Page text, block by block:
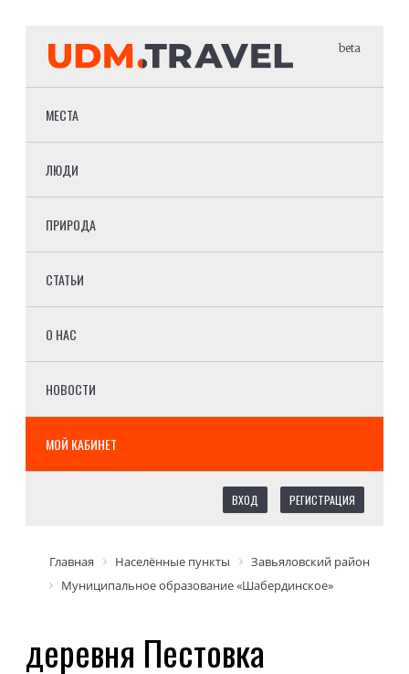
beta
МЕСТА
ЛЮДИ
ПРИРОДА
СТАТЬИ
О НАС
НОВОСТИ
МОЙ КАБИНЕТ
ВХОД РЕГИСТРАЦИЯ
Главная Населённые пункты
Завьяловский район
Муниципальное образование «Шабердинское»
деревня Пестовка